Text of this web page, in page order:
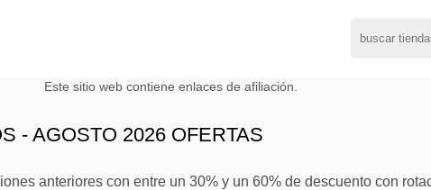
Este sitio web contiene enlaces de afiliación.
- AGOSTO 2026 OFERTAS
anteriores con entre un 30% y un 60% de descuento con